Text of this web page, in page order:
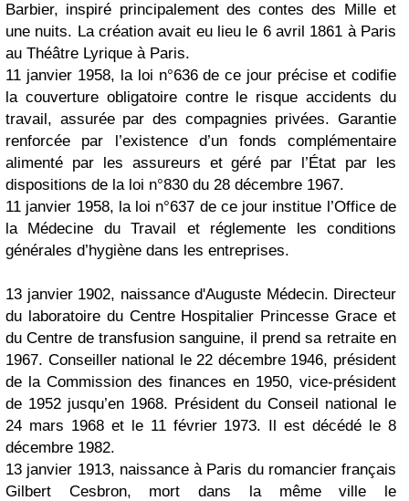
Barbier, inspiré principalement des contes des Mille et
une nuits. La création avait eu lieu le 6 avril 1861 à Paris
au Théâtre Lyrique à Paris.
11 janvier 1958, la loi n°636 de ce jour précise et codifie
la couverture obligatoire contre le risque accidents du
travail, assurée par des compagnies privées. Garantie
renforcée par l’existence d’un fonds complémentaire
alimenté par les assureurs et géré par l’État par les
dispositions de la loi n°830 du 28 décembre 1967.
11 janvier 1958, la loi n°637 de ce jour institue l’Office de
la Médecine du Travail et réglemente les conditions
générales d’hygiène dans les entreprises.
13 janvier 1902, naissance d'Auguste Médecin. Directeur
du laboratoire du Centre Hospitalier Princesse Grace et
du Centre de transfusion sanguine, il prend sa retraite en
1967. Conseiller national le 22 décembre 1946, président
de la Commission des finances en 1950, vice-président
de 1952 jusqu’en 1968. Président du Conseil national le
24 mars 1968 et le 11 février 1973. Il est décédé le 8
décembre 1982.
13 janvier 1913, naissance à Paris du romancier français
Gilbert Cesbron, mort dans la même ville le